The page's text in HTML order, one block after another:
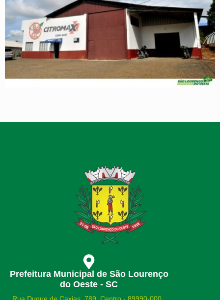
Prefeitura Municipal de São Lourenço
do Oeste - SC